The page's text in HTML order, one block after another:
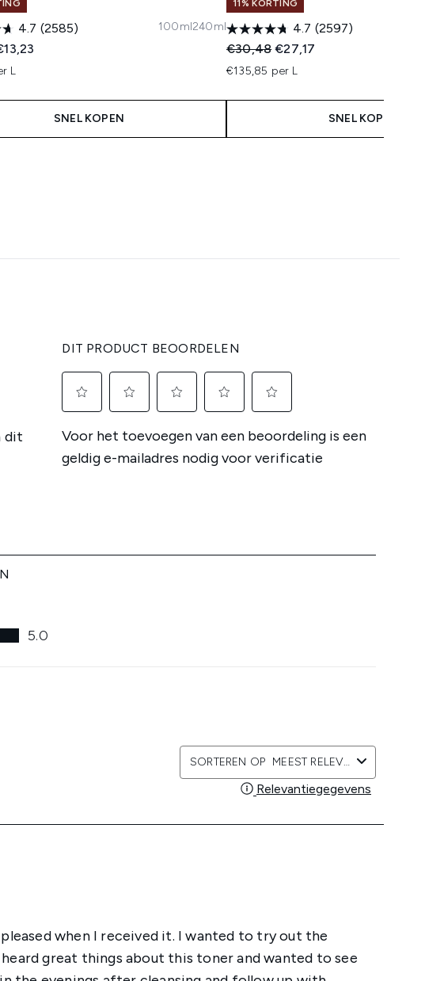
4.7 (2585)
Retail Price:
prijs:
L
100ml240ml
SNEL KOPEN
11% KORTING
4.7 (2597)
Recommended Retail Price:
€30,48Huidige prijs:
€27,17
€135,85 per L
SNEL KOPEN